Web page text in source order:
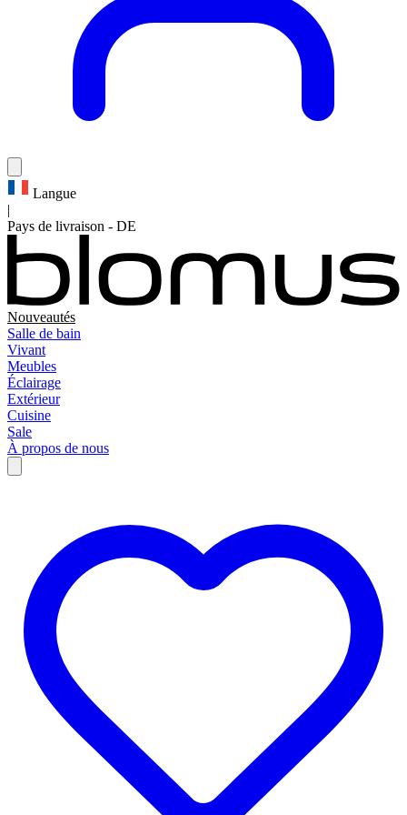
Langue
|
Pays de livraison - DE
Nouveautés
Salle de bain
Vivant
Meubles
Éclairage
Extérieur
Cuisine
Sale
À propos de nous